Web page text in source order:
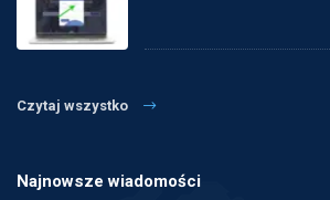
Czytaj wszystko
Najnowsze wiadomości